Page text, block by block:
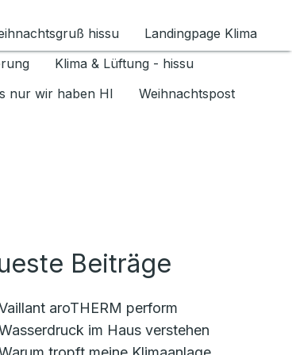
1.6.2026 umschalten
hissu
Landingpage Klima
Klima & Lüftung - hissu
nur wir haben HI
Weihnachtspost
Beiträge
aroTHERM perform
im Haus verstehen